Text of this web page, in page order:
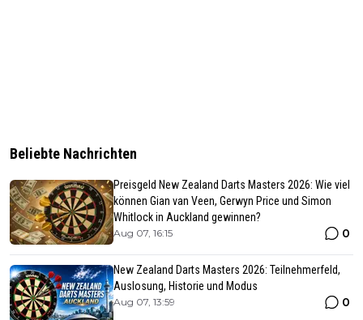
Beliebte Nachrichten
Preisgeld New Zealand Darts Masters 2026: Wie viel
können Gian van Veen, Gerwyn Price und Simon
Whitlock in Auckland gewinnen?
Aug 07, 16:15 0
New Zealand Darts Masters 2026: Teilnehmerfeld,
Auslosung, Historie und Modus
Aug 07, 13:59 0